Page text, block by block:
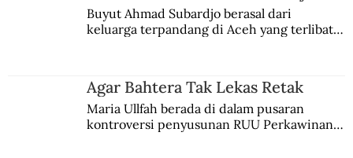
Buyut Ahmad Subardjo berasal dari
keluarga terpandang di Aceh yang terlibat
Agar Bahtera Tak Lekas Retak
Maria Ullfah berada di dalam pusaran
kontroversi penyusunan RUU Perkawinan.